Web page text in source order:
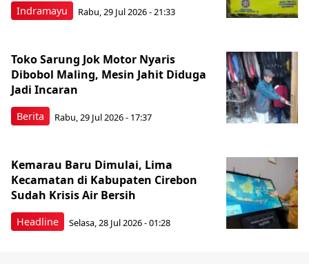
Indramayu Rabu, 29 Jul 2026 - 21:33
Berita
Toko Sarung Jok Motor Nyaris
Dibobol Maling, Mesin Jahit Diduga
Jadi Incaran
Rabu, 29 Jul 2026 - 17:37
Headline
Kemarau Baru Dimulai, Lima
Kecamatan di Kabupaten Cirebon
Sudah Krisis Air Bersih
Selasa, 28 Jul 2026 - 01:28